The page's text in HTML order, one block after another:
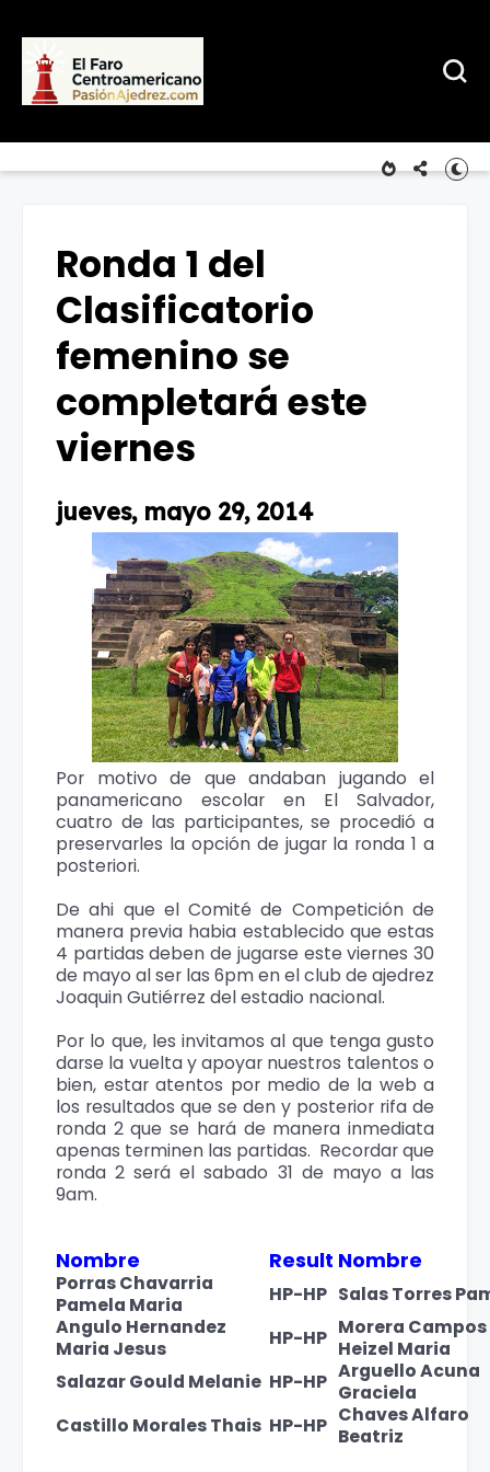
Ronda 1 del
Clasificatorio
femenino se
completará este
viernes
jueves, mayo 29, 2014
Por motivo de que andaban jugando el
panamericano escolar en El Salvador,
cuatro de las participantes, se procedió a
preservarles la opción de jugar la ronda 1 a
posteriori.
De ahi que el Comité de Competición de
manera previa habia establecido que estas
4 partidas deben de jugarse este viernes 30
de mayo al ser las 6pm en el club de ajedrez
Joaquin Gutiérrez del estadio nacional.
Por lo que, les invitamos al que tenga gusto
darse la vuelta y apoyar nuestros talentos o
bien, estar atentos por medio de la web a
los resultados que se den y posterior rifa de
ronda 2 que se hará de manera inmediata
apenas terminen las partidas. Recordar que
ronda 2 será el sabado 31 de mayo a las
9am.
Nombre Result Nombre
Porras Chavarria
Pamela Maria
HP-HP Salas Torres
Angulo Hernandez
Maria Jesus
HP-HP Morera Campos
Heizel Maria
Salazar Gould Melanie HP-HP Arguello Acuna
Graciela
Castillo Morales Thais HP-HP Chaves Alfaro
Beatriz